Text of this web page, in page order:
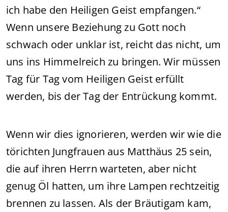
ich habe den Heiligen Geist empfangen.“
Wenn unsere Beziehung zu Gott noch
schwach oder unklar ist, reicht das nicht, um
uns ins Himmelreich zu bringen. Wir müssen
Tag für Tag vom Heiligen Geist erfüllt
werden, bis der Tag der Entrückung kommt.
Wenn wir dies ignorieren, werden wir wie die
törichten Jungfrauen aus Matthäus 25 sein,
die auf ihren Herrn warteten, aber nicht
genug Öl hatten, um ihre Lampen rechtzeitig
brennen zu lassen. Als der Bräutigam kam,